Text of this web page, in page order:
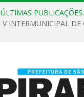
ÚLTIMAS PUBLICAÇÕES: